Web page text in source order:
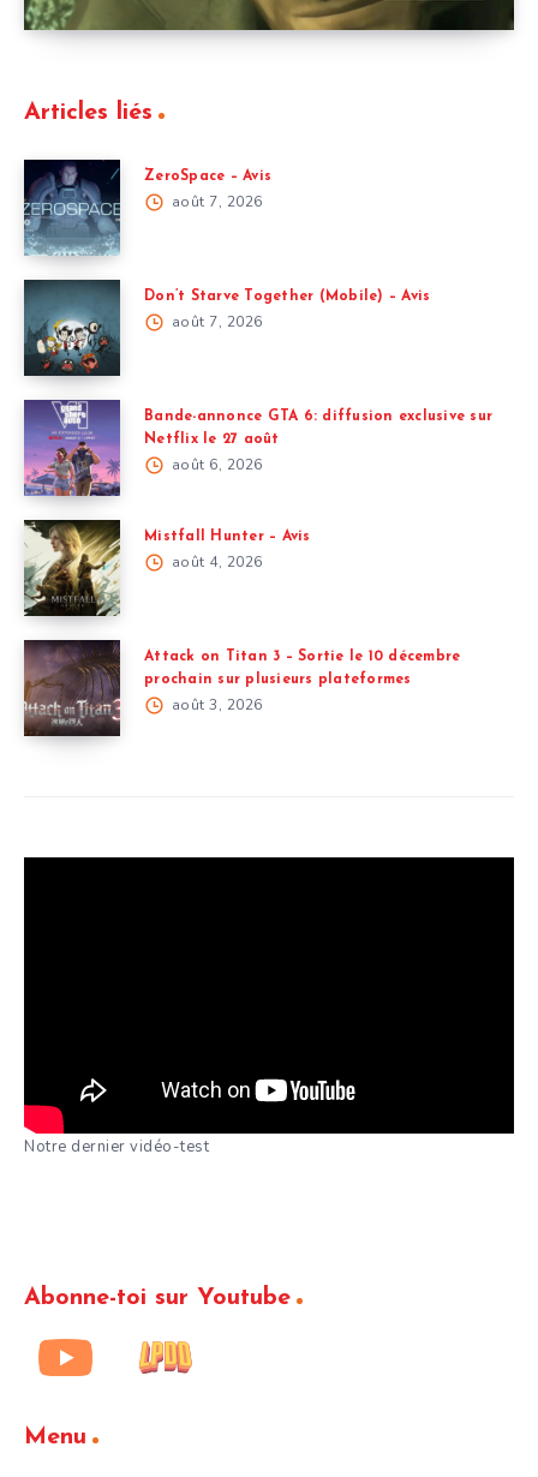
Articles liés
ZeroSpace – Avis
août 7, 2026
Don’t Starve Together (Mobile) – Avis
août 7, 2026
Bande-annonce GTA 6: diffusion exclusive sur
Netflix le 27 août
août 6, 2026
Mistfall Hunter – Avis
août 4, 2026
Attack on Titan 3 – Sortie le 10 décembre
prochain sur plusieurs plateformes
août 3, 2026
Notre dernier vidéo-test
Abonne-toi sur Youtube
Menu